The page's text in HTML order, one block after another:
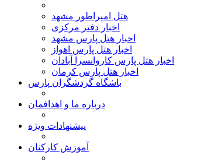
هتل امپراطور مشهد
اخبار دفتر مرکزی
اخبار هتل پارس مشهد
اخبار هتل پارس اهواز
اخبار هتل پارس کاروانسرا آبادان
اخبار هتل پارس کرمان
باشگاه گردشگران پارس
درباره ما و اهدافمان
پیشنهادات ویژه
آموزش کارکنان